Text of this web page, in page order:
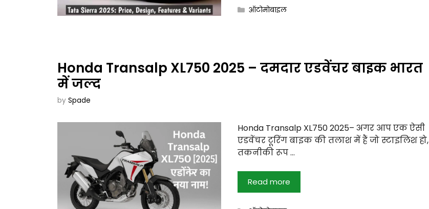
Categories
ऑटोमोबाइल
Honda Transalp XL750 2025 – दमदार एडवेंचर बाइक भारत
में जल्द
by Spade
Honda Transalp XL750 2025– अगर आप एक ऐसी
एडवेंचर टूरिंग बाइक की तलाश में हैं जो स्टाइलिश हो,
तकनीकी रूप …
Read more